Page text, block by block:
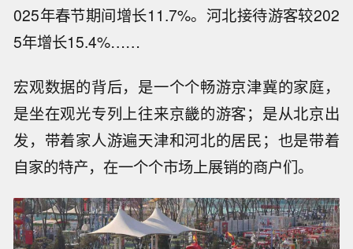
025年春节期间增长11.7%。河北接待游客较202
5年增长15.4%……
宏观数据的背后，是一个个畅游京津冀的家庭，
是坐在观光专列上往来京畿的游客；是从北京出
发，带着家人游遍天津和河北的居民；也是带着
自家的特产，在一个个市场上展销的商户们。